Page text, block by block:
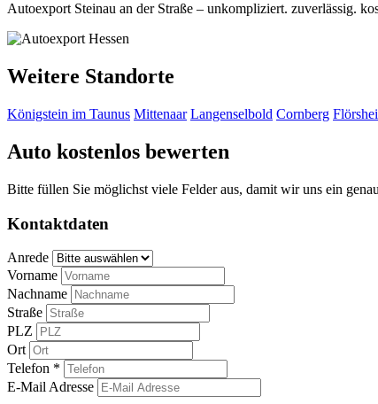
Autoexport Steinau an der Straße – unkompliziert. zuverlässig.
Weitere Standorte
Königstein im Taunus Mittenaar Langenselbold Cornberg
Auto kostenlos bewerten
Bitte füllen Sie möglichst viele Felder aus, damit wir uns ein
Kontaktdaten
Anrede
Vorname
Nachname
Straße
PLZ
Ort
Telefon *
E-Mail Adresse